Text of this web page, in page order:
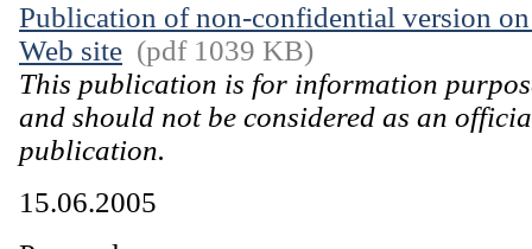
Publication of non-confidential version
Web site (pdf 1039 KB)
This publication is for information
and should not be considered as an
publication.
15.06.2005